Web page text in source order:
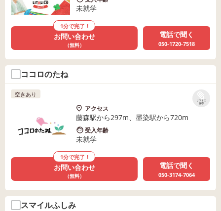
未就学
1分で完了！
お問い合わせ
（無料）
電話で聞く
050-1720-7518
ココロのたね
リストに
保存
空きあり
アクセス
藤森駅から297m、墨染駅から720m
受入年齢
未就学
1分で完了！
お問い合わせ
（無料）
電話で聞く
050-3174-7064
スマイルふしみ